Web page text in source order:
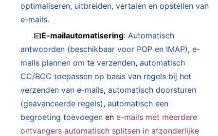
optimaliseren, uitbreiden, vertalen en opstellen van
e-mails.
📧E-mailautomatisering: Automatisch
antwoorden (beschikbaar voor POP en IMAP),e-
mails plannen om te verzenden,automatisch
CC/BCC toepassen op basis van regels bij het
verzenden van e-mails,automatisch doorsturen
(geavanceerde regels),automatisch een
begroeting toevoegen ene-mails met meerdere
ontvangers automatisch splitsen in afzonderlijke